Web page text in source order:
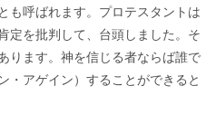
も呼ばれます。プロテスタントは
定を批判して、台頭しました。そ
ります。神を信じる者ならば誰で
・アゲイン）することができると